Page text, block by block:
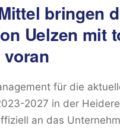
bringen
Uelzen mit
für die
2027 in der
an das